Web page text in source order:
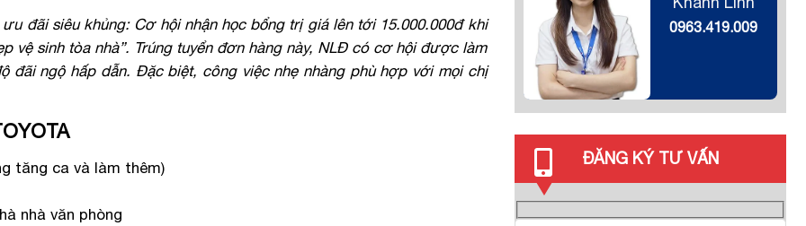
đãi siêu khủng: Cơ hội nhận học bổng trị giá lên tới 15.000.000đ khi
vệ sinh tòa nhà”. Trúng tuyển đơn hàng này, NLĐ có cơ hội được làm
ngộ hấp dẫn. Đặc biệt, công việc nhẹ nhàng phù hợp với mọi chị
tăng ca và làm thêm)
nhà văn phòng
0963.419.009
ĐĂNG KÝ TƯ VẤN